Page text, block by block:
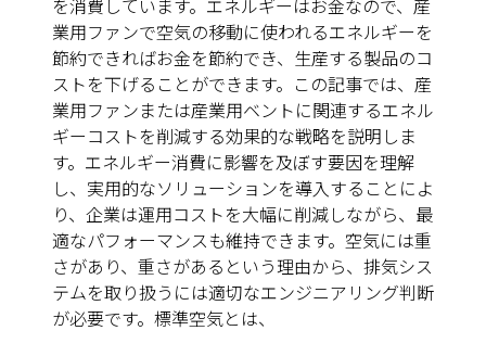
を消費しています。エネルギーはお金なので、産
業用ファンで空気の移動に使われるエネルギーを
節約できればお金を節約でき、生産する製品のコ
ストを下げることができます。この記事では、産
業用ファンまたは産業用ベントに関連するエネル
ギーコストを削減する効果的な戦略を説明しま
す。エネルギー消費に影響を及ぼす要因を理解
し、実用的なソリューションを導入することによ
り、企業は運用コストを大幅に削減しながら、最
適なパフォーマンスも維持できます。空気には重
さがあり、重さがあるという理由から、排気シス
テムを取り扱うには適切なエンジニアリング判断
が必要です。標準空気とは、